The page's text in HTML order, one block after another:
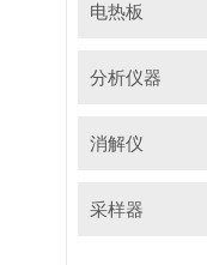
电热板
分析仪器
消解仪
采样器